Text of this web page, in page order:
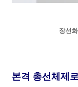
장선화
본격 총선체제